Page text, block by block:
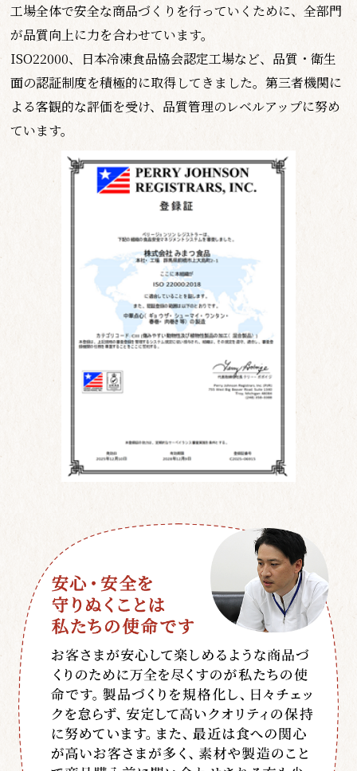
工場全体で安全な商品づくりを行っていくために、全部門
が品質向上に力を合わせています。
ISO22000、日本冷凍食品協会認定工場など、品質・衛生
面の認証制度を積極的に取得してきました。第三者機関に
よる客観的な評価を受け、品質管理のレベルアップに努め
ています。